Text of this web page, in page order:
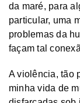
da maré, para
particular, uma
problemas da
façam tal
A violência, tão
minha vida de